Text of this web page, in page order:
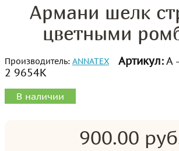
Армани шелк
цветными
Производитель: ANNATEX Артикул:А
2 9654К
В наличии
900.00